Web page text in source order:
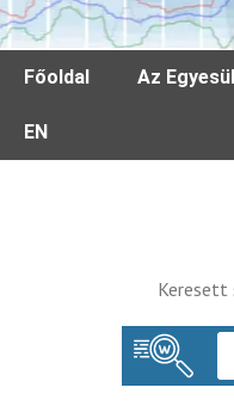
Főoldal Az
EN
Keresett